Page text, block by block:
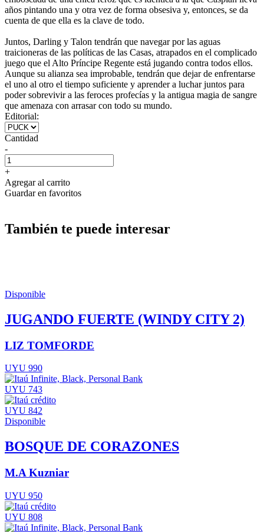
años pintando una y otra vez de forma obsesiva y, entonces, se da
cuenta de que ella es la clave de todo.
Juntos, Darling y Talon tendrán que navegar por las aguas
traicioneras de las políticas de las Casas, atrapados en el complicado
juego que el Alto Príncipe Regente está jugando contra todos ellos.
Aunque su alianza sea improbable, tendrán que dejar de enfrentarse
el uno al otro el tiempo suficiente y aprender a luchar juntos para
poder sobrevivir a las feroces profecías y la antigua magia de sangre
que amenaza con arrasar con todo su mundo.
Editorial:
Cantidad
-
+
Agregar al carrito
Guardar en favoritos
También te puede interesar
Disponible
JUGANDO FUERTE (WINDY CITY 2)
LIZ TOMFORDE
UYU 990
UYU 743
UYU 842
Disponible
BOSQUE DE CORAZONES
M.A Kuzniar
UYU 950
UYU 808